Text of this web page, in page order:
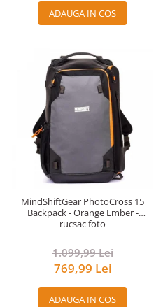
ADAUGA IN COS
MindShiftGear PhotoCross 15
Backpack - Orange Ember -
rucsac foto
1.099,99 Lei
769,99 Lei
ADAUGA IN COS